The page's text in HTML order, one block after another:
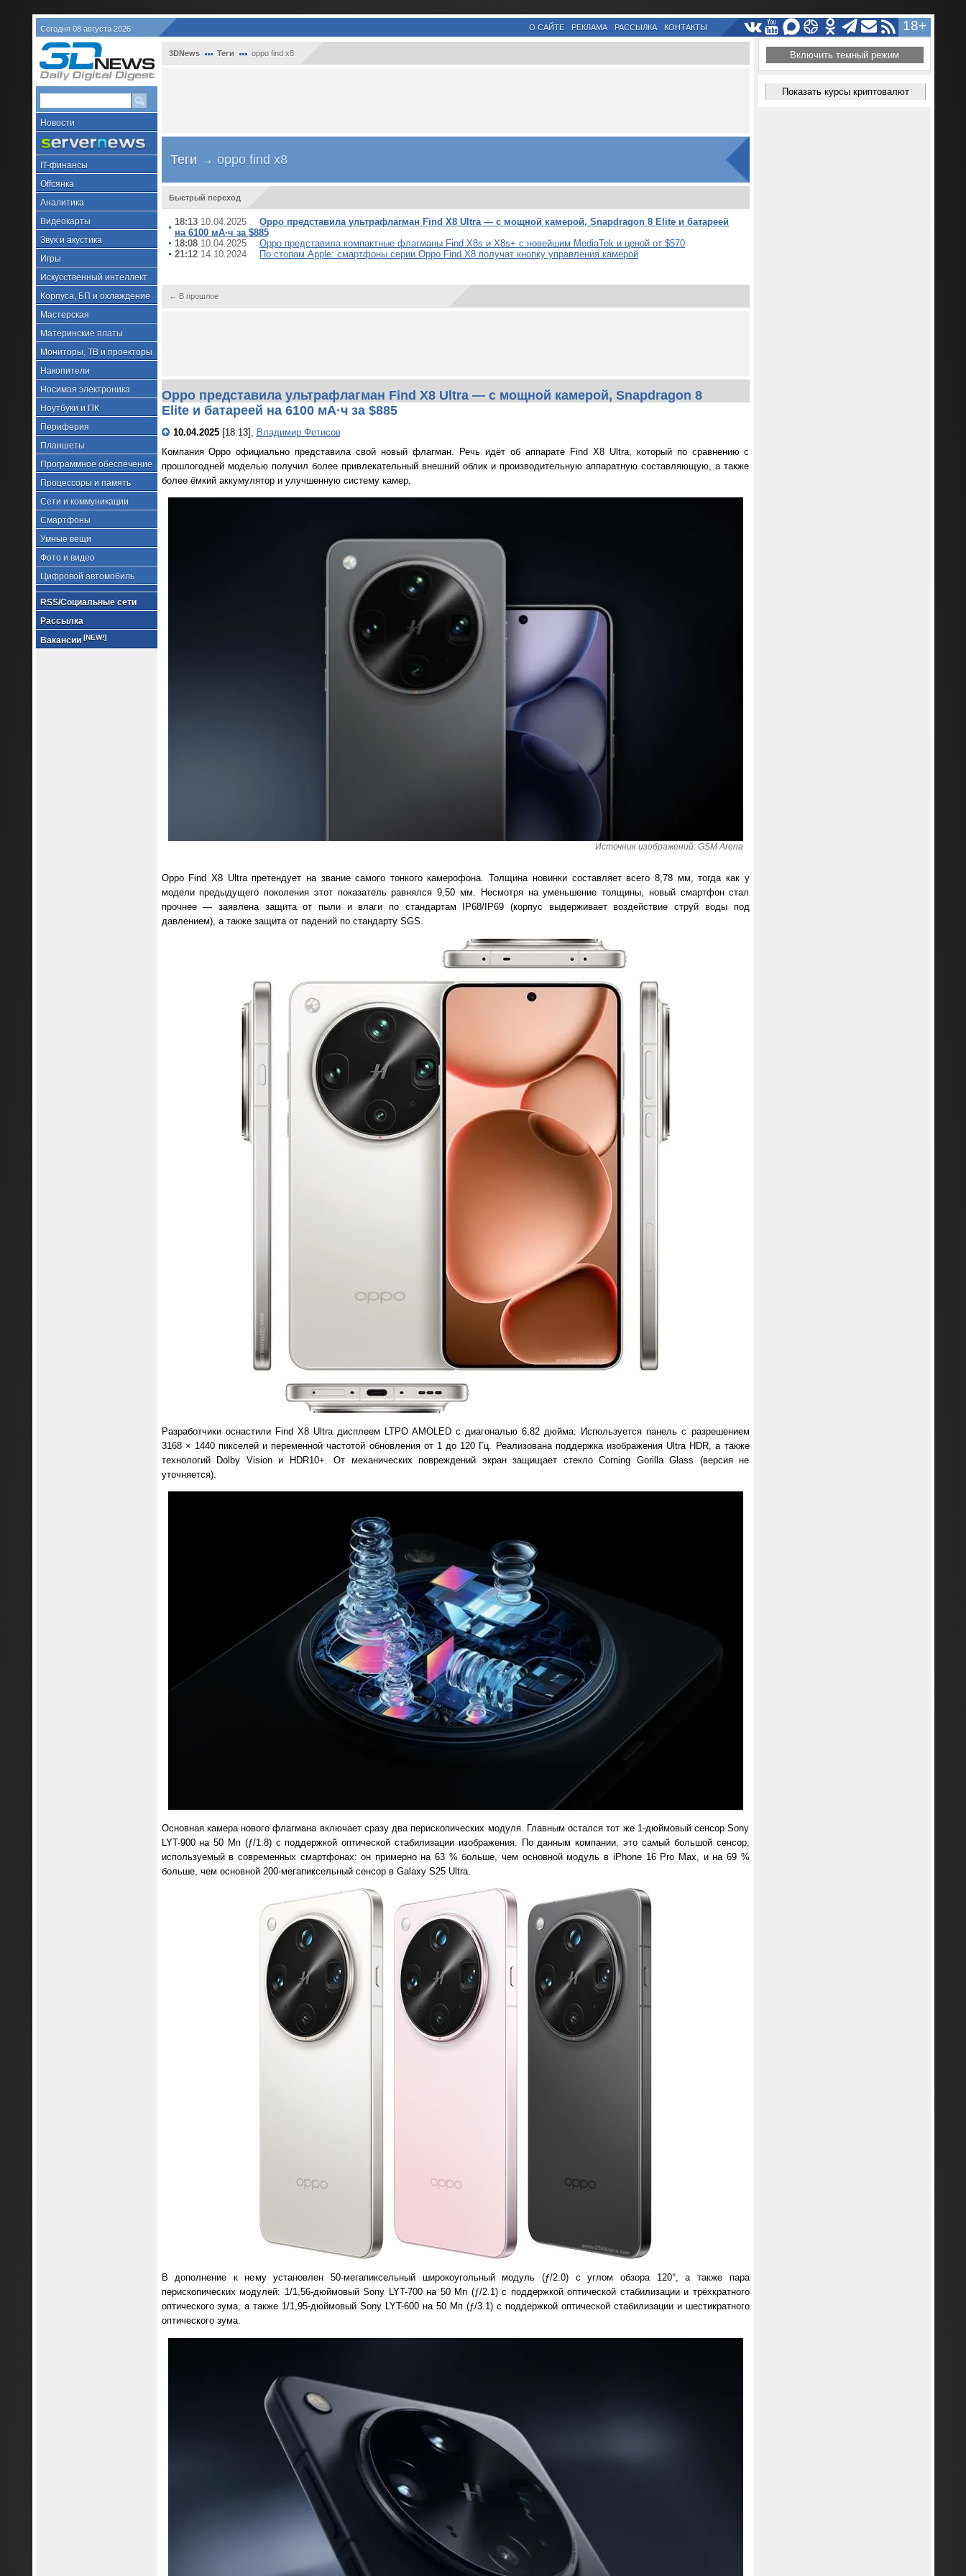
Сегодня 08 августа 2026 18+
О САЙТЕ РЕКЛАМА РАССЫЛКА КОНТАКТЫ
Новости
IT-финансы
Offсянка
Аналитика
Видеокарты
Звук и акустика
Игры
Искусственный интеллект
Корпуса, БП и охлаждение
Мастерская
Материнские платы
Мониторы, ТВ и проекторы
Накопители
Носимая электроника
Ноутбуки и ПК
Периферия
Планшеты
Программное обеспечение
Процессоры и память
Сети и коммуникации
Смартфоны
Умные вещи
Фото и видео
Цифровой автомобиль
RSS/Социальные сети
Рассылка
Вакансии [NEW!]
3DNews Теги oppo find x8
Теги → oppo find x8
Быстрый переход
18:1310.04.2025
Oppo представила ультрафлагман Find X8 Ultra — с мощной камерой, Snapdragon 8 Elite и батареей
на 6100 мА·ч за $885
18:0810.04.2025
Oppo представила компактные флагманы Find X8s и X8s+ с новейшим MediaTek и ценой от $570
21:1214.10.2024 По стопам Apple: смартфоны серии Oppo Find X8 получат кнопку управления камерой
← В прошлое
Oppo представила ультрафлагман Find X8 Ultra — с мощной камерой, Snapdragon 8
Elite и батареей на 6100 мА·ч за $885
10.04.2025[18:13], Владимир Фетисов
Компания Oppo официально представила свой новый флагман. Речь идёт об аппарате Find X8 Ultra, который по сравнению с
прошлогодней моделью получил более привлекательный внешний облик и производительную аппаратную составляющую, а также
более ёмкий аккумулятор и улучшенную систему камер.
Источник изображений: GSM Arena
Oppo Find X8 Ultra претендует на звание самого тонкого камерофона. Толщина новинки составляет всего 8,78 мм, тогда как у
модели предыдущего поколения этот показатель равнялся 9,50 мм. Несмотря на уменьшение толщины, новый смартфон стал
прочнее — заявлена защита от пыли и влаги по стандартам IP68/IP69 (корпус выдерживает воздействие струй воды под
давлением), а также защита от падений по стандарту SGS.
Разработчики оснастили Find X8 Ultra дисплеем LTPO AMOLED с диагональю 6,82 дюйма. Используется панель с разрешением
3168 × 1440 пикселей и переменной частотой обновления от 1 до 120 Гц. Реализована поддержка изображения Ultra HDR, а также
технологий Dolby Vision и HDR10+. От механических повреждений экран защищает стекло Corning Gorilla Glass (версия не
уточняется).
Основная камера нового флагмана включает сразу два перископических модуля. Главным остался тот же 1-дюймовый сенсор Sony
LYT-900 на 50 Мп (ƒ/1.8) с поддержкой оптической стабилизации изображения. По данным компании, это самый большой сенсор,
используемый в современных смартфонах: он примерно на 63 % больше, чем основной модуль в iPhone 16 Pro Max, и на 69 %
больше, чем основной 200-мегапиксельный сенсор в Galaxy S25 Ultra.
В дополнение к нему установлен 50-мегапиксельный широкоугольный модуль (ƒ/2.0) с углом обзора 120°, а также пара
перископических модулей: 1/1,56-дюймовый Sony LYT-700 на 50 Мп (ƒ/2.1) с поддержкой оптической стабилизации и трёхкратного
оптического зума, а также 1/1,95-дюймовый Sony LYT-600 на 50 Мп (ƒ/3.1) с поддержкой оптической стабилизации и шестикратного
оптического зума.
Включить темный режим
Показать курсы криптовалют